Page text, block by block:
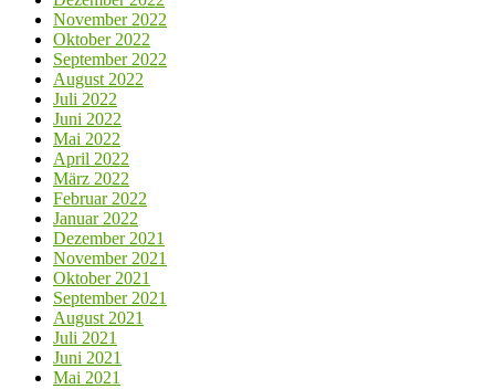
November 2022
Oktober 2022
September 2022
August 2022
Juli 2022
Juni 2022
Mai 2022
April 2022
März 2022
Februar 2022
Januar 2022
Dezember 2021
November 2021
Oktober 2021
September 2021
August 2021
Juli 2021
Juni 2021
Mai 2021